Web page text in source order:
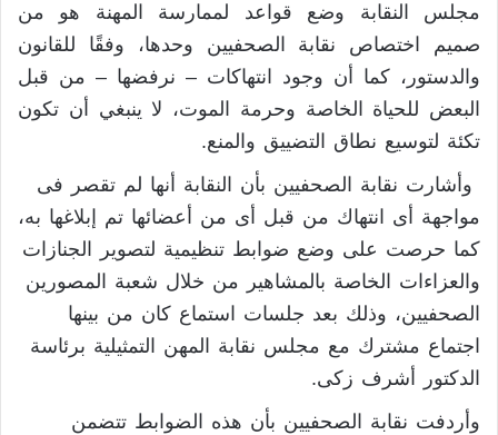
مجلس النقابة وضع قواعد لممارسة المهنة هو من
صميم اختصاص نقابة الصحفيين وحدها، وفقًا للقانون
والدستور، كما أن وجود انتهاكات – نرفضها – من قبل
البعض للحياة الخاصة وحرمة الموت، لا ينبغي أن تكون
تكئة لتوسيع نطاق التضييق والمنع.
وأشارت نقابة الصحفيين بأن النقابة أنها لم تقصر فى
مواجهة أى انتهاك من قبل أى من أعضائها تم إبلاغها به،
كما حرصت على وضع ضوابط تنظيمية لتصوير الجنازات
والعزاءات الخاصة بالمشاهير من خلال شعبة المصورين
الصحفيين، وذلك بعد جلسات استماع كان من بينها
اجتماع مشترك مع مجلس نقابة المهن التمثيلية برئاسة
الدكتور أشرف زكى.
وأردفت نقابة الصحفيين بأن هذه الضوابط تتضمن